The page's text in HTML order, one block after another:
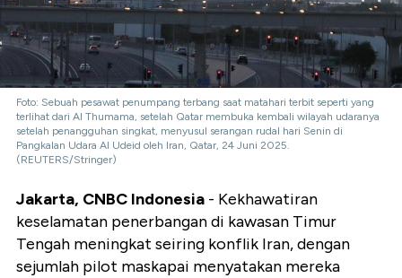
Foto: Sebuah pesawat penumpang terbang saat matahari terbit seperti yang
terlihat dari Al Thumama, setelah Qatar membuka kembali wilayah udaranya
setelah penangguhan singkat, menyusul serangan rudal hari Senin di
Pangkalan Udara Al Udeid oleh Iran, Qatar, 24 Juni 2025.
(REUTERS/Stringer)
Jakarta, CNBC Indonesia - Kekhawatiran
keselamatan penerbangan di kawasan Timur
Tengah meningkat seiring konflik Iran, dengan
sejumlah pilot maskapai menyatakan mereka